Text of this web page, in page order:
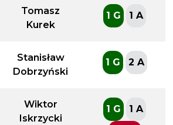
Tomasz
Kurek
1 G 1 A
Stanisław
Dobrzyński
1 G 2 A
Wiktor
Iskrzycki
1 G 1 A